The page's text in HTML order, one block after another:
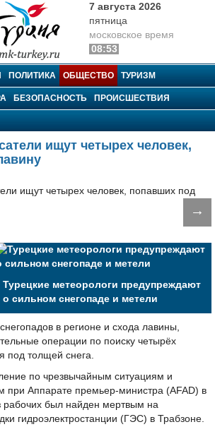
7 августа 2026
пятница
московское время
08:53
ПОЛИТИКА ОБЩЕСТВО ТУРИЗМ
БЕЗОПАСНОСТЬ ПРОИСШЕСТВИЯ
ищут четырех человек,
→
Турецкие метеорологи предупреждают
о сильном снегопаде и метели
в регионе и схода лавины,
операции по поиску четырёх
под толщей снега.
по чрезвычайным ситуациям и
при Аппарате премьер-министра (AFAD) в
рабочих был найден мертвым на
гидроэлектростанции (ГЭС) в Трабзоне.